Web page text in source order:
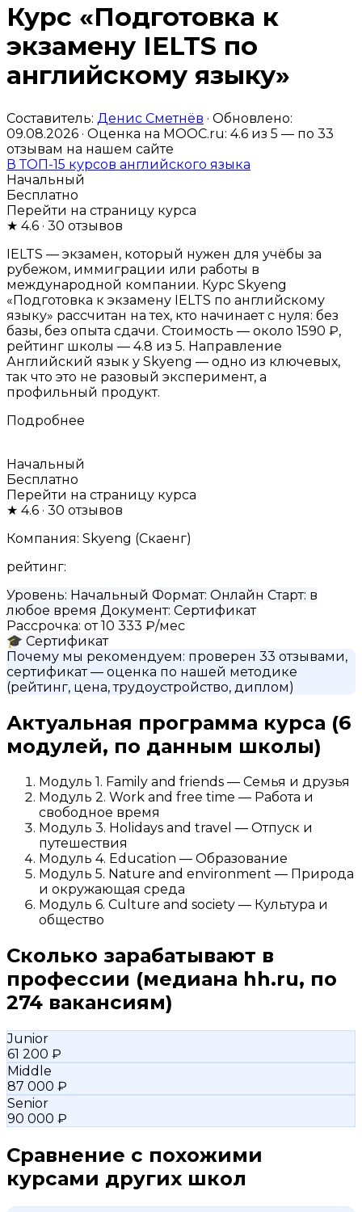
Курс «Подготовка к
экзамену IELTS по
английскому языку»
Составитель: Денис Сметнёв · Обновлено:
09.08.2026 · Оценка на MOOC.ru: 4.6 из 5 — по 33
отзывам на нашем сайте
В ТОП-15 курсов английского языка
Начальный
Бесплатно
Перейти на страницу курса
★ 4.6 · 30 отзывов
IELTS — экзамен, который нужен для учёбы за
рубежом, иммиграции или работы в
международной компании. Курс Skyeng
«Подготовка к экзамену IELTS по английскому
языку» рассчитан на тех, кто начинает с нуля: без
базы, без опыта сдачи. Стоимость — около 1590 ₽,
рейтинг школы — 4.8 из 5. Направление
Английский язык у Skyeng — одно из ключевых,
так что это не разовый эксперимент, а
профильный продукт.
Подробнее
Начальный
Бесплатно
Перейти на страницу курса
★ 4.6 · 30 отзывов
Компания: Skyeng (Скаенг)
рейтинг:
Уровень: Начальный Формат: Онлайн Старт: в
любое время Документ: Сертификат
Рассрочка: от 10 333 ₽/мес
🎓 Сертификат
Почему мы рекомендуем: проверен 33 отзывами,
сертификат— оценка по нашей методике
(рейтинг, цена, трудоустройство, диплом)
Актуальная программа курса (6
модулей, по данным школы)
Модуль 1. Family and friends — Семья и друзья
Модуль 2. Work and free time — Работа и
свободное время
Модуль 3. Holidays and travel — Отпуск и
путешествия
Модуль 4. Education — Образование
Модуль 5. Nature and environment — Природа
и окружающая среда
Модуль 6. Culture and society — Культура и
общество
Сколько зарабатывают в
профессии (медиана hh.ru, по
274 вакансиям)
Junior
61 200 ₽
Middle
87 000 ₽
Senior
90 000 ₽
Сравнение с похожими
курсами других школ